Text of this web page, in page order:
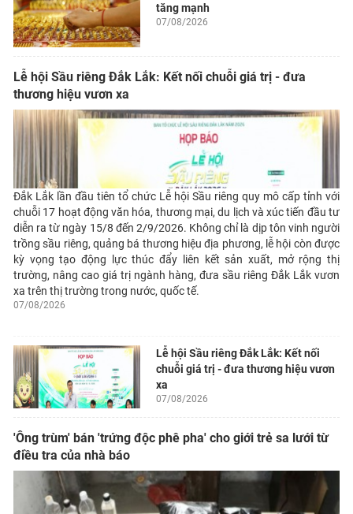
tăng mạnh
07/08/2026
Lễ hội Sầu riêng Đắk Lắk: Kết nối chuỗi giá trị - đưa
thương hiệu vươn xa
Đắk Lắk lần đầu tiên tổ chức Lễ hội Sầu riêng quy mô cấp tỉnh với
chuỗi 17 hoạt động văn hóa, thương mại, du lịch và xúc tiến đầu tư
diễn ra từ ngày 15/8 đến 2/9/2026. Không chỉ là dịp tôn vinh người
trồng sầu riêng, quảng bá thương hiệu địa phương, lễ hội còn được
kỳ vọng tạo động lực thúc đẩy liên kết sản xuất, mở rộng thị
trường, nâng cao giá trị ngành hàng, đưa sầu riêng Đắk Lắk vươn
xa trên thị trường trong nước, quốc tế.
07/08/2026
Lễ hội Sầu riêng Đắk Lắk: Kết nối
chuỗi giá trị - đưa thương hiệu vươn
xa
07/08/2026
'Ông trùm' bán 'trứng độc phê pha' cho giới trẻ sa lưới từ
điều tra của nhà báo